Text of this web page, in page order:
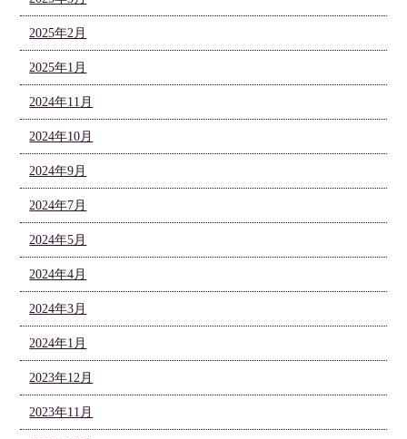
2025年2月
2025年1月
2024年11月
2024年10月
2024年9月
2024年7月
2024年5月
2024年4月
2024年3月
2024年1月
2023年12月
2023年11月